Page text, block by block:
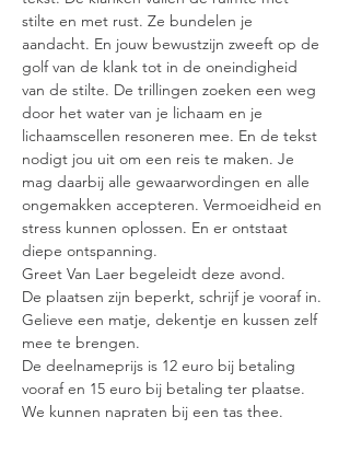
stilte en met rust. Ze bundelen je
aandacht. En jouw bewustzijn zweeft op de
golf van de klank tot in de oneindigheid
van de stilte. De trillingen zoeken een weg
door het water van je lichaam en je
lichaamscellen resoneren mee. En de tekst
nodigt jou uit om een reis te maken. Je
mag daarbij alle gewaarwordingen en alle
ongemakken accepteren. Vermoeidheid en
stress kunnen oplossen. En er ontstaat
diepe ontspanning.
Greet Van Laer begeleidt deze avond.
De plaatsen zijn beperkt, schrijf je vooraf in.
Gelieve een matje, dekentje en kussen zelf
mee te brengen.
De deelnameprijs is 12 euro bij betaling
vooraf en 15 euro bij betaling ter plaatse.
We kunnen napraten bij een tas thee.